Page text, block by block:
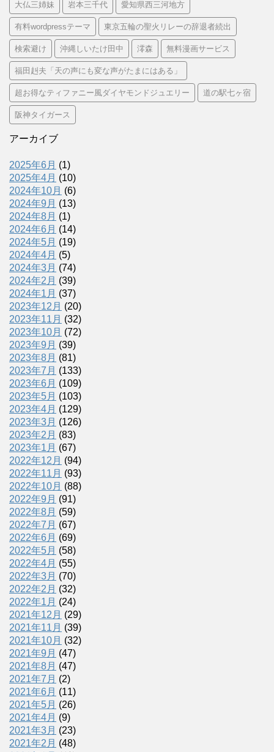
大仏三姉妹 岩本三千代 愛知県西三河地方
有料wordpressテーマ 東京五輪の聖火リレーの辞退者続出
検索避け 沖縄しいたけ田中 澪森 無料漫画サービス
福田赳夫「天の声にも変な声がたまにはある」
超お得なティファニー風ダイヤモンドジュエリー 道の駅七ヶ宿
阪神タイガース
アーカイブ
2025年6月 (1)
2025年4月 (10)
2024年10月 (6)
2024年9月 (13)
2024年8月 (1)
2024年6月 (14)
2024年5月 (19)
2024年4月 (5)
2024年3月 (74)
2024年2月 (39)
2024年1月 (37)
2023年12月 (20)
2023年11月 (32)
2023年10月 (72)
2023年9月 (39)
2023年8月 (81)
2023年7月 (133)
2023年6月 (109)
2023年5月 (103)
2023年4月 (129)
2023年3月 (126)
2023年2月 (83)
2023年1月 (67)
2022年12月 (94)
2022年11月 (93)
2022年10月 (88)
2022年9月 (91)
2022年8月 (59)
2022年7月 (67)
2022年6月 (69)
2022年5月 (58)
2022年4月 (55)
2022年3月 (70)
2022年2月 (32)
2022年1月 (24)
2021年12月 (29)
2021年11月 (39)
2021年10月 (32)
2021年9月 (47)
2021年8月 (47)
2021年7月 (2)
2021年6月 (11)
2021年5月 (26)
2021年4月 (9)
2021年3月 (23)
2021年2月 (48)